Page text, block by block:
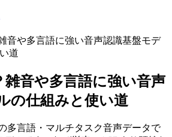
音や多言語に強い音声認識基盤モデ
道
雑音や多言語に強い音声
の仕組みと使い道
多言語・マルチタスク音声データで